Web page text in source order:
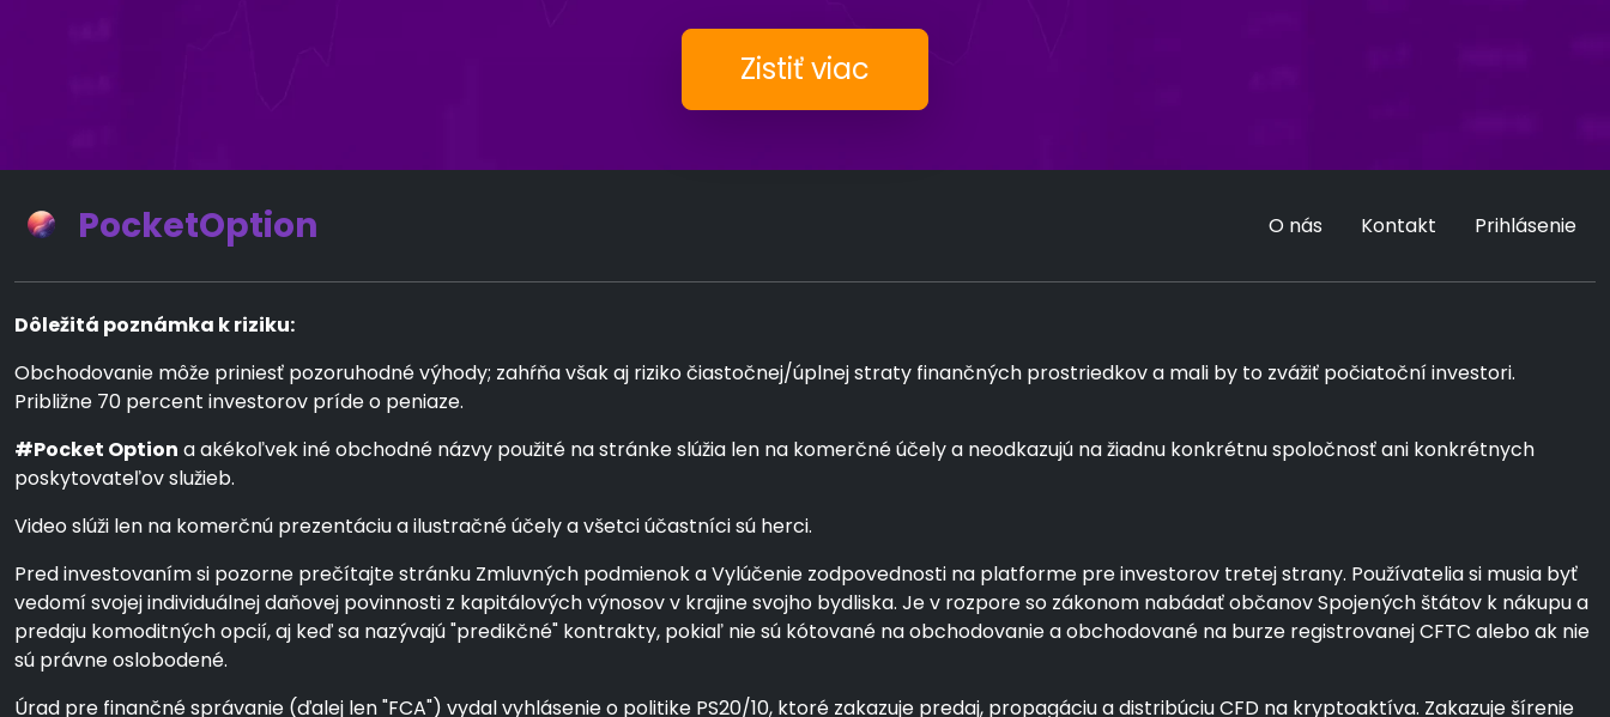
Zistiť viac
PocketOption O nás Kontakt Prihlásenie
Dôležitá poznámka k riziku:
Obchodovanie môže priniesť pozoruhodné výhody; zahŕňa však aj riziko čiastočnej/úplnej straty finančných prostriedkov a mali by to zvážiť počiatoční investori.
Približne 70 percent investorov príde o peniaze.
#Pocket Option a akékoľvek iné obchodné názvy použité na stránke slúžia len na komerčné účely a neodkazujú na žiadnu konkrétnu spoločnosť ani konkrétnych
poskytovateľov služieb.
Video slúži len na komerčnú prezentáciu a ilustračné účely a všetci účastníci sú herci.
Pred investovaním si pozorne prečítajte stránku Zmluvných podmienok a Vylúčenie zodpovednosti na platforme pre investorov tretej strany. Používatelia si musia byť
vedomí svojej individuálnej daňovej povinnosti z kapitálových výnosov v krajine svojho bydliska. Je v rozpore so zákonom nabádať občanov Spojených štátov k nákupu a
predaju komoditných opcií, aj keď sa nazývajú "predikčné" kontrakty, pokiaľ nie sú kótované na obchodovanie a obchodované na burze registrovanej CFTC alebo ak nie
sú právne oslobodené.
Úrad pre finančné správanie (ďalej len "FCA") vydal vyhlásenie o politike PS20/10, ktoré zakazuje predaj, propagáciu a distribúciu CFD na kryptoaktíva. Zakazuje šírenie